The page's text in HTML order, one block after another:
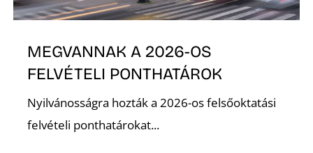
MEGVANNAK A 2026-OS
FELVÉTELI PONTHATÁROK
Nyilvánosságra hozták a 2026-os felsőoktatási
felvételi ponthatárokat...